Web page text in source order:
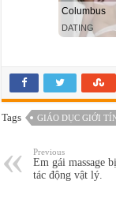
Tags GIÁO DỤC GIỚI
Previous
Em gái massage
tác động vật lý.